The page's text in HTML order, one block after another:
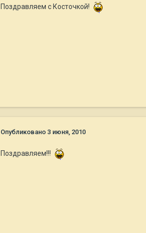
Поздравляем с Косточкой!
Опубликовано 3 июня, 2010
Поздравляем!!!